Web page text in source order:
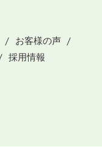
お客様の声
採用情報